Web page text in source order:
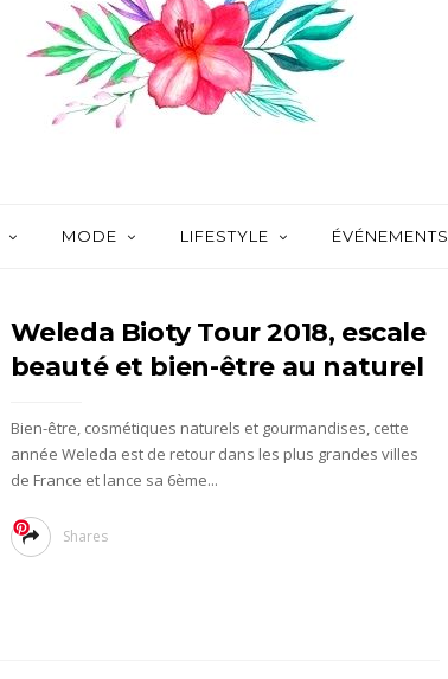
MODE LIFESTYLE ÉVÉNEMENTS
Weleda Bioty Tour 2018, escale
beauté et bien-être au naturel
Bien-être, cosmétiques naturels et gourmandises, cette
année Weleda est de retour dans les plus grandes villes
de France et lance sa 6ème...
Shares